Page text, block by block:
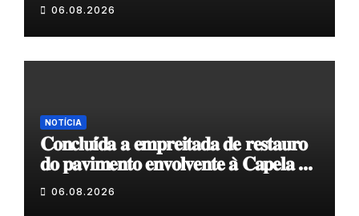
06.08.2026
NOTÍCIA
𝐂𝐨𝐧𝐜𝐥𝐮𝐢́𝐝𝐚 𝐚 𝐞𝐦𝐩𝐫𝐞𝐢𝐭𝐚𝐝𝐚 𝐝𝐞 𝐫𝐞𝐬𝐭𝐚𝐮𝐫𝐨
𝐝𝐨 𝐩𝐚𝐯𝐢𝐦𝐞𝐧𝐭𝐨 𝐞𝐧𝐯𝐨𝐥𝐯𝐞𝐧𝐭𝐞 𝐚̀ 𝐂𝐚𝐩𝐞𝐥𝐚 𝐝𝐞
𝐂𝐨𝐯𝐚𝐬
06.08.2026